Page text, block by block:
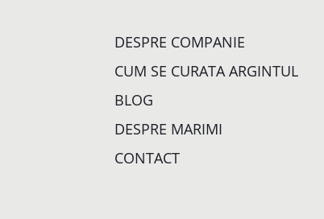
DESPRE COMPANIE
CUM SE CURATA ARGINTUL
BLOG
DESPRE MARIMI
CONTACT